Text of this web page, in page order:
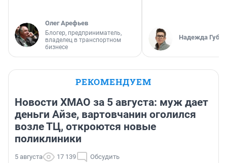
Олег Арефьев
Блогер, предприниматель,
владелец в транспортном
бизнесе
Надежда
РЕКОМЕНДУЕМ
Новости ХМАО за 5 августа: муж дает
деньги Айзе, вартовчанин оголился
возле ТЦ, откроются новые
поликлиники
5 августа 17 139 Обсудить